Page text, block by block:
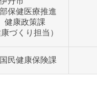
保健医療推進
康政策課
づくり担当）
民健康保険課